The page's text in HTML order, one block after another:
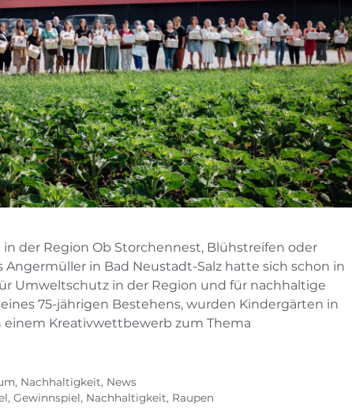
der Region Ob Storchennest, Blühstreifen oder
in Bad Neustadt-Salz hatte sich schon in
Umweltschutz in der Region und für nachhaltige
75-jährigen Bestehens, wurden Kindergärten in
einem Kreativwettbewerb zum Thema
, Nachhaltigkeit, News
,Gewinnspiel, Nachhaltigkeit, Raupen